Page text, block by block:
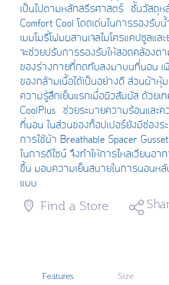
เป็นไปตามหลักสรีรศาสตร์ ชั้นวัสดุห
Comfort Cool โดดเด่นในการรองรับ
เมมโมรี่โฟมผสานเจลไมโครแคปซูลแ
จะช่วยปรับการรองรับให้สอดคล้องต
ของร่างกายที่กดทับลงมาบนที่นอน เ
ของกล้ามเนื้อได้เป็นอย่างดี ส่วนผ้าหุ้
ความรู้สึกเย็นแรกเมื่อผิวสัมผัส ด้วยเทค
CoolPlus ช่วยระบายความร้อนและ
ที่นอน ในส่วนของท็อปเปอร์ยังมีช่อง
การใช้ผ้า Breathable Spacer
ในการดีไซน์ จึงทำให้การไหลเวียนอ
ขึ้น มอบความเย็นสบายในการนอนห
แบบ
Find a Store
Features Size